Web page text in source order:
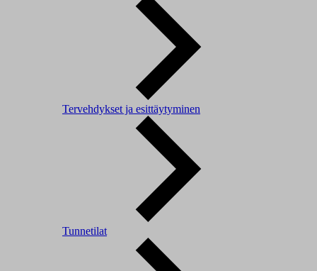
Tervehdykset ja esittäytyminen
Tunnetilat